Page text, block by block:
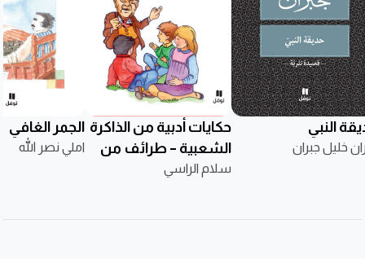
النبي
خليل جبران
حكايات أدبية من الذاكرة
الشعبية – طرائف من
تراثنا لطلاب اليوم
سلام الراسي
الجمر الغافي
املي نصر الله